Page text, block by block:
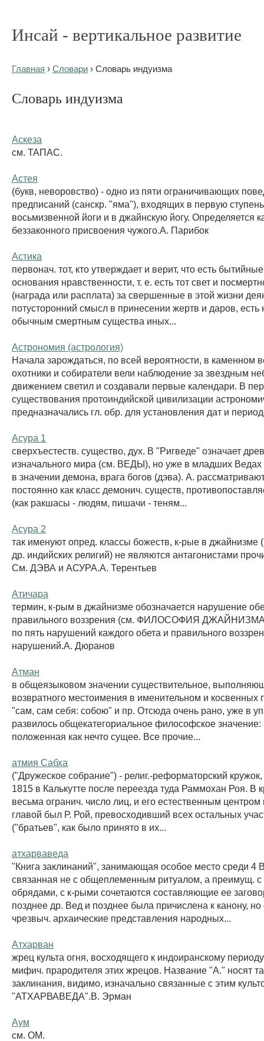
Инсай - вертикальное развитие
Главная › Словари › Словарь индуизма
Словарь индуизма
Аскеза
см. ТАПАС.
Астея
(букв, неворовство) - одно из пяти ограничивающих
предписаний (санскр. "яма"), входящих в первую ступень
восьмизвенной йоги и в джайнскую йогу. Определяется
беззаконного присвоения чужого.А. Парибок
Астика
первонач. тот, кто утверждает и верит, что есть
основания нравственности, т. е. есть тот свет и
(награда или расплата) за свершенные в этой жизни
потусторонний смысл в принесении жертв и даров,
обычным смертным существа иных...
Астрономия (астрология)
Начала зарождаться, по всей вероятности, в каменном
охотники и собиратели вели наблюдение за звездным
движением светил и создавали первые календари. В
существования протоиндийской цивилизации
предназначались гл. обр. для установления дат и
Асура 1
сверхъестеств. существо, дух. В "Ригведе" означает
изначального мира (см. ВЕДЫ), но уже в младших Ведах
в значении демона, врага богов (дэва). А.
постоянно как класс демонич. существ,
(как ракшасы - людям, пишачи - теням...
Асура 2
так именуют опред. классы божеств, к-рые в джайнизме
др. индийских религий) не являются антагонистами
См. ДЭВА и АСУРА.А. Терентьев
Атичара
термин, к-рым в джайнизме обозначается нарушение
правильного воззрения (см. ФИЛОСОФИЯ
по пять нарушений каждого обета и правильного
нарушений.А. Дюранов
Атман
в общеязыковом значении существительное,
возвратного местоимения в именительном и косвенных
"сам, сам себя: собою" и пр. Отсюда очень рано, уже в
развилось общекатегориальное философское
положенная как нечто сущее. Все прочие...
атмия Сабха
("Дружеское собрание") - религ.-реформаторский
1815 в Калькутте после переезда туда Раммохан Роя. В
весьма огранич. число лиц, и его естественным
главой был Р. Рой, превосходивший всех остальных
("братьев", как было принято в их...
атхарваведа
"Книга заклинаний", занимающая особое место среди 4
связанная не с общеплеменным ритуалом, а преимущ.
обрядами, с к-рыми сочетаются составляющие ее
позднее др. Вед и позднее была причислена к канону, но
чрезвыч. архаические представления народных...
Атхарван
жрец культа огня, восходящего к индоиранскому
мифич. прародителя этих жрецов. Название "А." носят
заклинания, видимо, изначально связанные с этим
"АТХАРВАВЕДА".В. Эрман
Аум
см. ОМ.